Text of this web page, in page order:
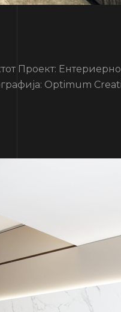
Ентериерно
Optimum